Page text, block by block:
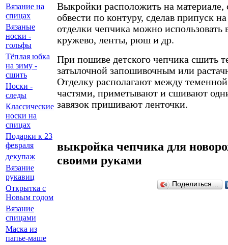
Выкройки расположить на материале,
обвести по контуру, сделав припуск
отделки чепчика можно использовать
кружево, ленты, рюш и др.
При пошиве детского чепчика сшить
затылочной запошивочным или
Отделку располагают между
частями, приметывают и сшивают
завязок пришивают ленточки.
выкройка чепчика для
своими руками
Поделиться…
Вязание на
спицах
Вязаные
носки -
гольфы
Тёплая юбка
на зиму -
сшить
Носки -
следы
Классические
носки на
спицах
Подарки к 23
февраля
декупаж
Вязание
рукавиц
Открытка с
Новым годом
Вязание
спицами
Маска из
папье-маше